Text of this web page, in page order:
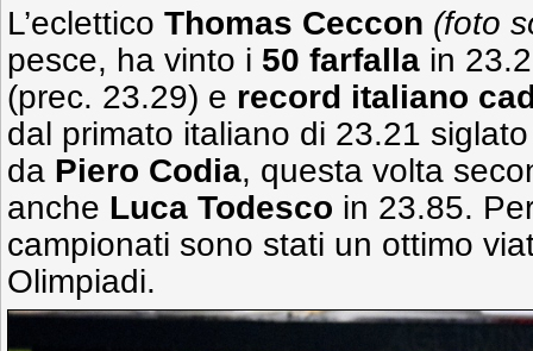
L’eclettico Thomas Ceccon (foto
pesce, ha vinto i 50 farfalla in
(prec. 23.29) e record italiano
dal primato italiano di 23.21
da Piero Codia, questa volta
anche Luca Todesco in 23.85.
campionati sono stati un ottimo
Olimpiadi.